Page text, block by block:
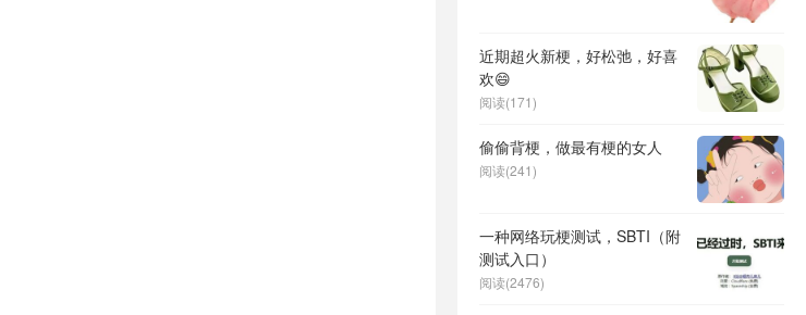
近期超火新梗，好松弛，好喜
欢😄
阅读(171)
偷偷背梗，做最有梗的女人
阅读(241)
一种网络玩梗测试，SBTI（附
测试入口）
阅读(2476)